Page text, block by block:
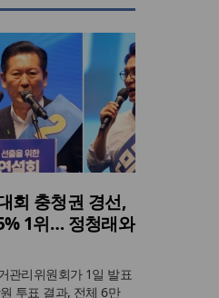
회 충청권 경선,
1위… 정청래와
관리위원회가 1일 발표
투표 결과, 전체 6만